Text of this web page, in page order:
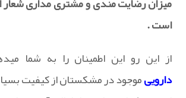
است .
از این رو این اطمینان را به شما
داروییموجود در مشکستان از کیفیت بسیار